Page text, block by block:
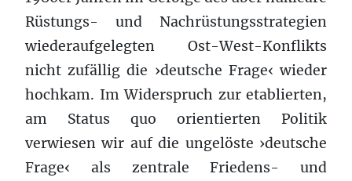
Rüstungs- und Nachrüstungsstrategien
wiederaufgelegten Ost-West-Konflikts
nicht zufällig die ›deutsche Frage‹ wieder
hochkam. Im Widerspruch zur etablierten,
am Status quo orientierten Politik
verwiesen wir auf die ungelöste ›deutsche
Frage‹ als zentrale Friedens- und